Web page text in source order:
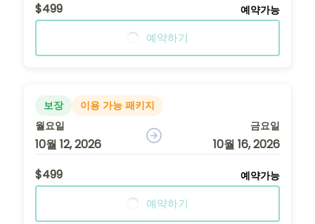
$499
예약가능
예약하기
보장
이용 가능 패키지
월요일
10월 12, 2026
금요일
10월 16, 2026
$499
예약가능
예약하기